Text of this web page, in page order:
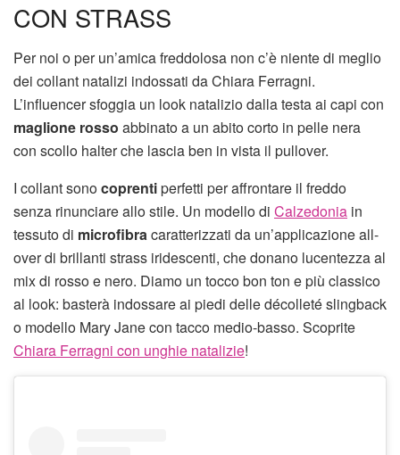
CON STRASS
Per noi o per un’amica freddolosa non c’è niente di meglio
dei collant natalizi indossati da Chiara Ferragni.
L’influencer sfoggia un look natalizio dalla testa ai capi con
maglione rosso abbinato a un abito corto in pelle nera
con scollo halter che lascia ben in vista il pullover.
I collant sonocoprentiperfetti per affrontare il freddo
senza rinunciare allo stile. Un modello di Calzedonia in
tessuto di microfibra caratterizzati da un’applicazione all-
over di brillanti strass iridescenti, che donano lucentezza al
mix di rosso e nero. Diamo un tocco bon ton e più classico
al look: basterà indossare ai piedi delle décolleté slingback
o modello Mary Jane con tacco medio-basso. Scoprite
Chiara Ferragni con unghie natalizie!